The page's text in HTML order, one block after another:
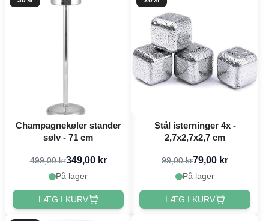
Champagnekøler stander
sølv - 71 cm
499,00 kr349,00 kr
På lager
LÆG I KURV
Stål isterninger 4x -
2,7x2,7x2,7 cm
99,00 kr79,00 kr
På lager
LÆG I KURV